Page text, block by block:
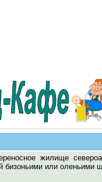
жилище
бизоньими или оленьими